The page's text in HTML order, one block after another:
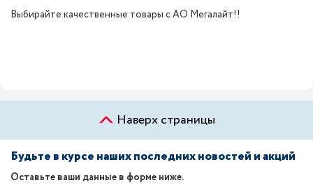
Выбирайте качественные товары с АО Мегалайт!!
Наверх страницы
Будьте в курсе наших последних новостей и акций
Оставьте ваши данные в форме ниже.